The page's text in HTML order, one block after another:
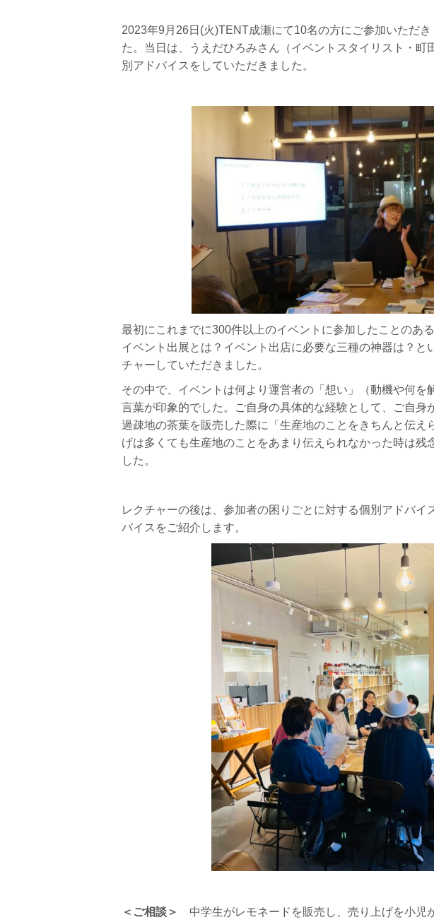
2023年9月26日(火)TENT成瀬にて10名の方にご参加いただ
た。当日は、うえだひろみさん（イベントスタイリスト・町
別アドバイスをしていただきました。
最初にこれまでに300件以上のイベントに参加したことのあ
イベント出展とは？イベント出店に必要な三種の神器は？と
チャーしていただきました。
その中で、イベントは何より運営者の「想い」（動機や何を
言葉が印象的でした。
ご自身の具体的な経験として、ご自身
過疎地の茶葉を販売した際に「生産地のことをきちんと伝え
げは多くても生産地のことをあまり伝えられなかった時は残
した。
レクチャーの後は、参加者の困りごとに対する個別アドバイ
バイスをご紹介します。
＜ご相談＞
中学生がレモネードを販売し、売り上げを小児